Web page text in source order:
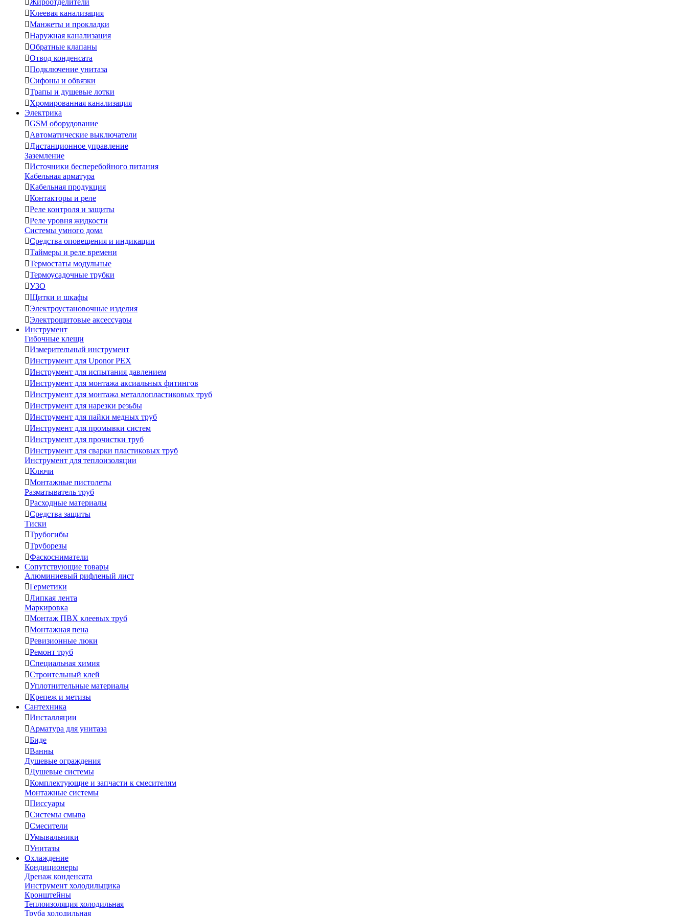
Жироотделители
Клеевая канализация
Манжеты и прокладки
Наружная канализация
Обратные клапаны
Отвод конденсата
Подключение унитаза
Сифоны и обвязки
Трапы и душевые лотки
Хромированная канализация
Электрика
GSM оборудование
Автоматические выключатели
Дистанционное управление
Заземление
Источники бесперебойного питания
Кабельная арматура
Кабельная продукция
Контакторы и реле
Реле контроля и защиты
Реле уровня жидкости
Системы умного дома
Средства оповещения и индикации
Таймеры и реле времени
Термостаты модульные
Термоусадочные трубки
УЗО
Щитки и шкафы
Электроустановочные изделия
Электрощитовые аксессуары
Инструмент
Гибочные клещи
Измерительный инструмент
Инструмент для Uponor PEX
Инструмент для испытания давлением
Инструмент для монтажа аксиальных фитингов
Инструмент для монтажа металлопластиковых труб
Инструмент для нарезки резьбы
Инструмент для пайки медных труб
Инструмент для промывки систем
Инструмент для прочистки труб
Инструмент для сварки пластиковых труб
Инструмент для теплоизоляции
Ключи
Монтажные пистолеты
Разматыватель труб
Расходные материалы
Средства защиты
Тиски
Трубогибы
Труборезы
Фаскосниматели
Сопутствующие товары
Алюминиевый рифленый лист
Герметики
Липкая лента
Маркировка
Монтаж ПВХ клеевых труб
Монтажная пена
Ревизионные люки
Ремонт труб
Специальная химия
Строительный клей
Уплотнительные материалы
Крепеж и метизы
Сантехника
Инсталляции
Арматура для унитаза
Биде
Ванны
Душевые ограждения
Душевые системы
Комплектующие и запчасти к смесителям
Монтажные системы
Писсуары
Системы смыва
Смесители
Умывальники
Унитазы
Охлаждение
Кондиционеры
Дренаж конденсата
Инструмент холодильщика
Кронштейны
Теплоизоляция холодильная
Труба холодильная